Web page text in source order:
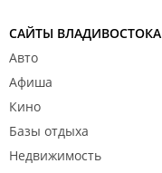
САЙТЫ ВЛАДИВОСТОКА
Авто
Афиша
Кино
Базы отдыха
Недвижимость